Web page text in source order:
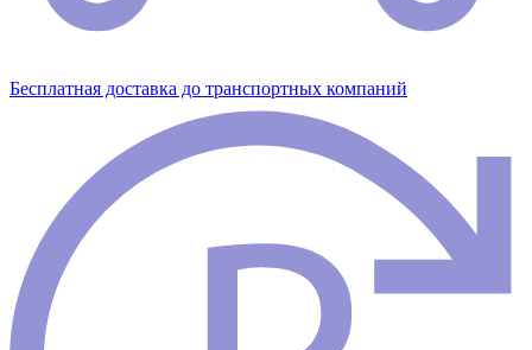
Бесплатная доставка до транспортных компаний